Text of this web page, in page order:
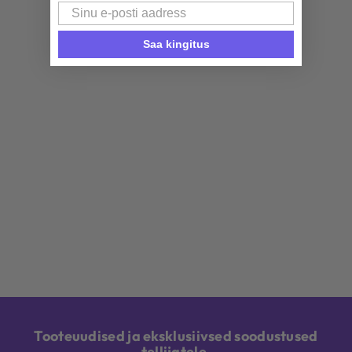
Tooteuudised ja eksklusiivsed soodustused
Email
Saa kingitus